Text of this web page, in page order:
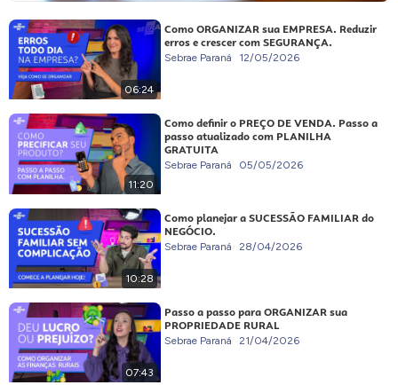
06:24
Como ORGANIZAR sua EMPRESA. Reduzir
erros e crescer com SEGURANÇA.
Sebrae Paraná 12/05/2026
11:20
Como definir o PREÇO DE VENDA. Passo a
passo atualizado com PLANILHA
GRATUITA
Sebrae Paraná 05/05/2026
10:28
Como planejar a SUCESSÃO FAMILIAR do
NEGÓCIO.
Sebrae Paraná 28/04/2026
07:43
Passo a passo para ORGANIZAR sua
PROPRIEDADE RURAL
Sebrae Paraná 21/04/2026